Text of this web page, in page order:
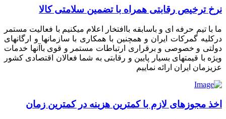
نرخ ترخیص رقابتی همراه با تضمین سلامتی کالا
ما با تیم حرفه ای و باسابقه باافتخار اعلام میکنیم با فعالیت مستمر
درکلیه گمرکات ایران و همچنین با همکاری با سازمانها و ارگانهای
دولتی و خصوصی و برقراری ارتباطات مستمر و قوی باآنها خدمات
ویژه با قیمتهای بسیار پایین و رقابتی به شما فعالان اقتصادی کشور
عزیزمان ایران ارائه نماییم
اخذ مجوزهای لازم با کمترین هزینه در کمترین زمان